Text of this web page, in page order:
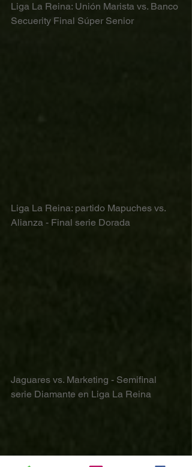
Liga La Reina: Unión Marista vs. Banco
Secuerity Final Súper Senior
Liga La Reina: partido Mapuches vs.
Alianza - Final serie Dorada
Jaguares vs. Marketing - Semifinal
serie Diamante en Liga La Reina